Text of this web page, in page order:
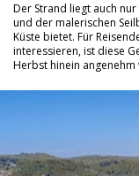
Der Strand liegt auch
und der malerischen
Küste bietet. Für
interessieren, ist diese
Herbst hinein angenehm